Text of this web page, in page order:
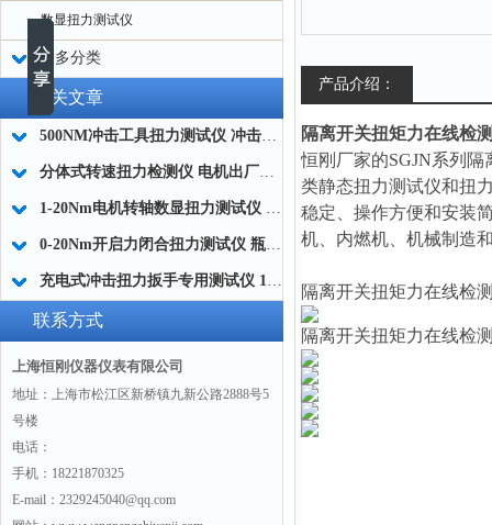
数显扭力测试仪
更多分类
相关文章
500NM冲击工具扭力测试仪 冲击扭力计 冲击型扭矩仪厂家
分体式转速扭力检测仪 电机出厂质检扭力测试仪0-1000NM生产商
1-20Nm电机转轴数显扭力测试仪 精密转轴数显扭矩测量仪
0-20Nm开启力闭合扭力测试仪 瓶盖扭矩数显测定仪
充电式冲击扭力扳手专用测试仪 10-200NM量程适配
联系方式
上海恒刚仪器仪表有限公司
地址：上海市松江区新桥镇九新公路2888号5
号楼
电话：
手机：18221870325
E-mail：2329245040@qq.com
产品介绍：
隔离开关扭矩力在线检
恒刚厂家的SGJN系列隔
类静态扭力测试仪和扭
稳定、操作方便和安装
机、内燃机、机械制造
隔离开关扭矩力在线检
隔离开关扭矩力在线检